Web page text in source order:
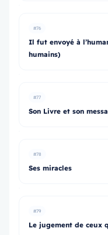
#76
Il fut envoyé à
humains)
#77
Son Livre et son
#78
Ses miracles
#79
Le jugement de ceux